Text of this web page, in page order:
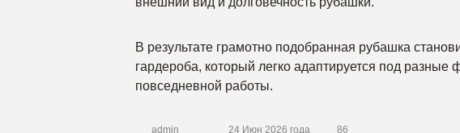
В результате грамотно подобранная рубашка
гардероба, который легко адаптируется под
повседневной работы.
admin 24 Июн 2026 года 86